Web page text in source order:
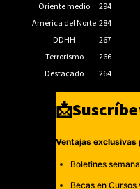
Oriente medio
294
América del Norte 284
DDHH
267
Terrorismo
266
Destacado
264
Ventajas
Boletines
Becas en